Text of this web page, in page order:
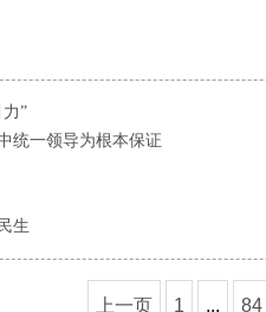
”
统一领导为根本保证
生
上一页 1 ... 84